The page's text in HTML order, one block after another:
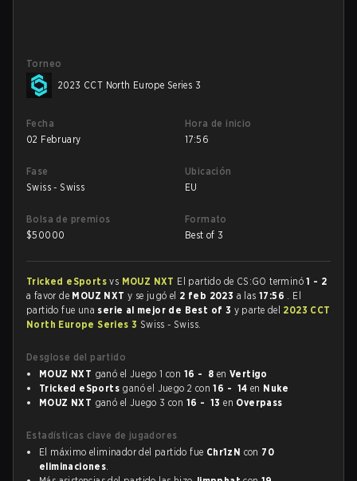
Torneo
2023 CCT North Europe Series 3
Fecha
02 February
Hora de inicio
17:56
Fase
Swiss - Swiss
Ubicación
EU
Bolsa de premios
$50000
Formato
Best of 3
Tricked eSportsvs MOUZ NXT El partido de CS:GO terminó1 - 2
a favor de MOUZ NXTy se jugó el 2 feb 2023 a las17:56 . El
partido fue una serie al mejor de Best of 3 y parte del 2023 CCT
North Europe Series 3 Swiss - Swiss.
Desglose del partido
MOUZ NXT ganó el Juego 1 con 16 - 8 enVertigo
Tricked eSports ganó el Juego 2 con16 - 14 en Nuke
MOUZ NXT ganó el Juego 3 con 16 - 13 en Overpass
Estadísticas clave de jugadores
El máximo eliminador del partido fue Chr1zN con 70
eliminaciones.